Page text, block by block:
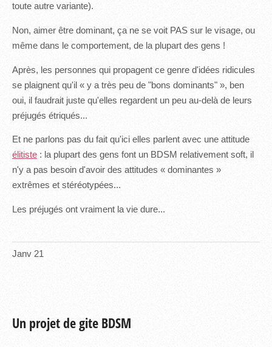
Janv 21
toute autre variante).
Non, aimer être dominant, ça ne se voit PAS sur le visage, ou
même dans le comportement, de la plupart des gens !
Après, les personnes qui propagent ce genre d'idées ridicules
se plaignent qu'il « y a très peu de "bons dominants" », ben
oui, il faudrait juste qu'elles regardent un peu au-delà de leurs
préjugés étriqués...
Et ne parlons pas du fait qu'ici elles parlent avec une attitude
élitiste : la plupart des gens font un BDSM relativement soft, il
n'y a pas besoin d'avoir des attitudes « dominantes »
extrêmes et stéréotypées...
Les préjugés ont vraiment la vie dure...
Un projet de gite BDSM